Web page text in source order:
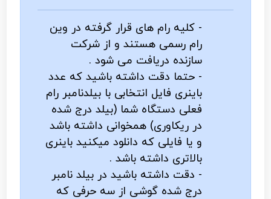
- کلیه رام های قرار گرفته در وین
رام رسمی هستند و از شرکت
سازنده دریافت می شود .
- حتما دقت داشته باشید که عدد
باینری فایل انتخابی با بیلدنامبر رام
فعلی دستگاه شما (بیلد درج شده
در ریکاوری) همخوانی داشته باشد
و یا فایلی که دانلود میکنید باینری
بالاتری داشته باشد .
- دقت داشته باشید در بیلد نامبر
درج شده گوشی از سه حرفی که